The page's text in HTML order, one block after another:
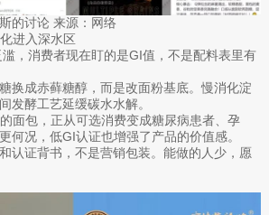
的讨论 来源：网络
进入深水区
，消费者现在盯的是GI值，不是配料表里有
换成赤藓糖醇，而是改面粉基底。慢消化淀
发酵工艺延缓碳水水解。
面包，正从可选消费变成糖尿病患者、孕
何况，低GI认证也增强了产品的价值感。
认证背书，不是营销包装。能做的人少，愿